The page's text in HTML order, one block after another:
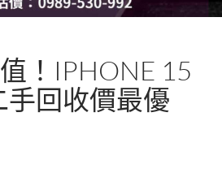
！IPHONE 15
手回收價最優